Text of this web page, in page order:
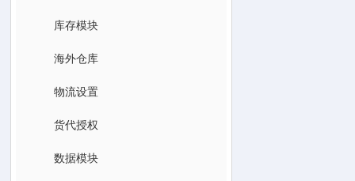
库存模块
海外仓库
物流设置
货代授权
数据模块